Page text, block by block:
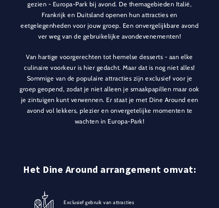
gezien - Europa-Park bij avond. De themagebieden Italië,
Frankrijk en Duitsland openen hun attracties en
eetgelegenheden voor jouw groep. Een onvergelijkbare avond
ver weg van de gebruikelijke avondevenementen!
Van hartige voorgerechten tot hemelse desserts - aan elke
culinaire voorkeur is hier gedacht. Maar dat is nog niet alles!
Sommige van de populaire attracties zijn exclusief voor je
groep geopend, zodat je niet alleen je smaakpapillen maar ook
je zintuigen kunt verwennen. Er staat je met Dine Around een
avond vol lekkers, plezier en onvergetelijke momenten te
wachten in Europa-Park!
Het Dine Around arrangement omvat:
Exclusief gebruik van attracties